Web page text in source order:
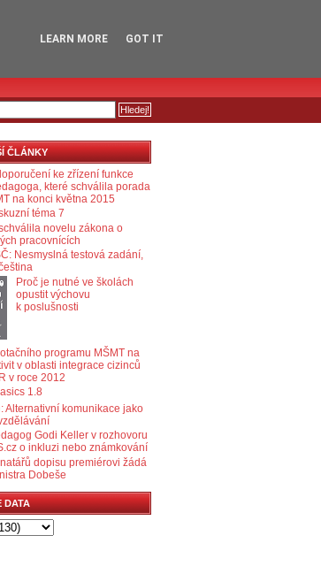
ČLÁNKY
ke zřízení funkce
které schválila porada
na konci května 2015
téma 7
novelu zákona o
pracovnících
Nesmyslná testová zadání,
Proč je nutné ve školách
opustit výchovu
k poslušnosti
programu MŠMT na
v oblasti integrace cizinců
v roce 2012
1.8
Alternativní komunikace jako
Godi Keller v rozhovoru
o inkluzi nebo známkování
dopisu premiérovi žádá
Dobeše
DATA
LEARN MORE GOT IT